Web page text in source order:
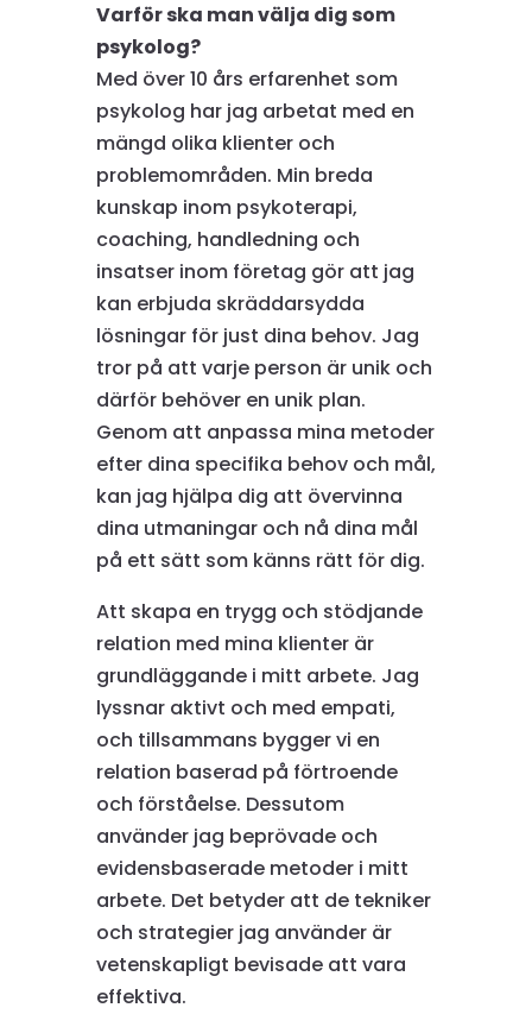
Varför ska man välja dig som
psykolog?
Med över 10 års erfarenhet som
psykolog har jag arbetat med en
mängd olika klienter och
problemområden. Min breda
kunskap inom psykoterapi,
coaching, handledning och
insatser inom företag gör att jag
kan erbjuda skräddarsydda
lösningar för just dina behov. Jag
tror på att varje person är unik och
därför behöver en unik plan.
Genom att anpassa mina metoder
efter dina specifika behov och mål,
kan jag hjälpa dig att övervinna
dina utmaningar och nå dina mål
på ett sätt som känns rätt för dig.
Att skapa en trygg och stödjande
relation med mina klienter är
grundläggande i mitt arbete. Jag
lyssnar aktivt och med empati,
och tillsammans bygger vi en
relation baserad på förtroende
och förståelse. Dessutom
använder jag beprövade och
evidensbaserade metoder i mitt
arbete. Det betyder att de tekniker
och strategier jag använder är
vetenskapligt bevisade att vara
effektiva.